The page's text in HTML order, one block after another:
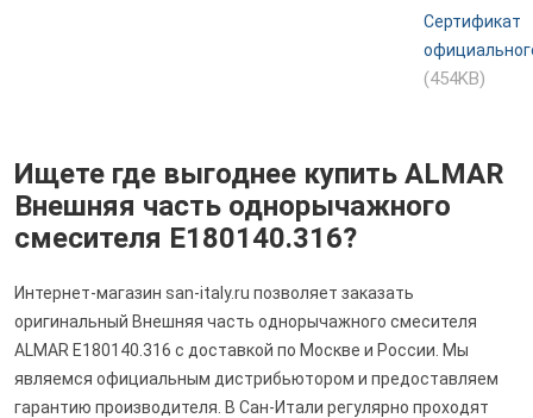
Сертификат
(454KB)
Ищете где выгоднее купить ALMAR
Внешняя часть однорычажного
смесителя E180140.316?
Интернет-магазин san-italy.ru позволяет заказать
оригинальный Внешняя часть однорычажного смесителя
ALMAR E180140.316 с доставкой по Москве и России. Мы
являемся официальным дистрибьютором и предоставляем
гарантию производителя. В Сан-Итали регулярно проходят